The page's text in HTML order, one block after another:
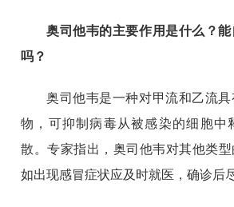
奥司他韦的主要作用是什么？
吗？
奥司他韦是一种对甲流和乙流
物，可抑制病毒从被感染的细胞中
散。专家指出，奥司他韦对其他类型
如出现感冒症状应及时就医，确诊后